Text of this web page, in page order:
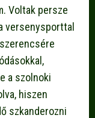
Voltak persze
versenysporttal
a szolnoki
hiszen
szkanderozni